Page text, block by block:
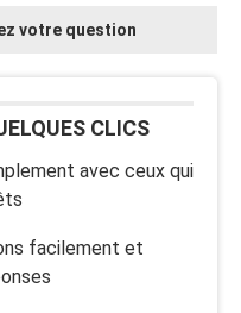
votre question
CLICS
avec ceux qui
facilement et